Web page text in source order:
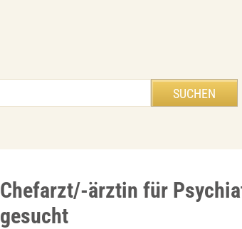
Chefarzt/-ärztin für
gesucht